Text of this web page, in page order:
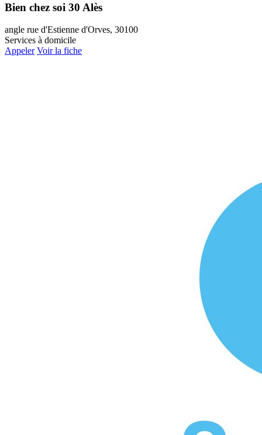
Bien chez soi 30 Alès
angle rue d'Estienne d'Orves, 30100
Services à domicile
Appeler Voir la fiche